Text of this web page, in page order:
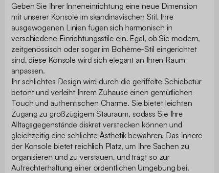
Geben Sie Ihrer Inneneinrichtung eine neue Dimension
mit unserer Konsole im skandinavischen Stil. Ihre
ausgewogenen Linien fügen sich harmonisch in
verschiedene Einrichtungsstile ein. Egal, ob Sie modern,
zeitgenössisch oder sogar im Bohème-Stil eingerichtet
sind, diese Konsole wird sich elegant an Ihren Raum
anpassen.
Ihr schlichtes Design wird durch die geriffelte Schiebetür
betont und verleiht Ihrem Zuhause einen gemütlichen
Touch und authentischen Charme. Sie bietet leichten
Zugang zu großzügigem Stauraum, sodass Sie Ihre
Alltagsgegenstände diskret verstecken können und
gleichzeitig eine schlichte Ästhetik bewahren. Das Innere
der Konsole bietet reichlich Platz, um Ihre Sachen zu
organisieren und zu verstauen, und trägt so zur
Aufrechterhaltung einer ordentlichen Umgebung bei.